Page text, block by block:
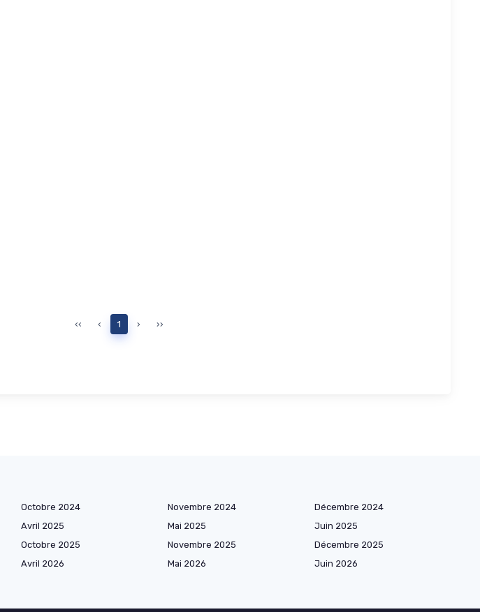
‹‹ ‹ 1 › ››
Octobre 2024 Novembre 2024
Décembre 2024
Avril 2025 Mai 2025
Juin 2025
Octobre 2025 Novembre 2025
Décembre 2025
Avril 2026 Mai 2026
Juin 2026